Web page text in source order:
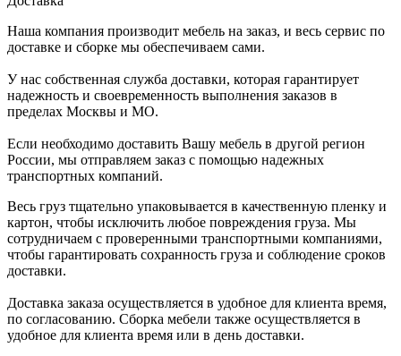
Наша компания производит мебель на заказ, и весь сервис по
доставке и сборке мы обеспечиваем сами.
У нас собственная служба доставки, которая гарантирует
надежность и своевременность выполнения заказов в
пределах Москвы и МО.
Если необходимо доставить Вашу мебель в другой регион
России, мы отправляем заказ с помощью надежных
транспортных компаний.
Весь груз тщательно упаковывается в качественную пленку и
картон, чтобы исключить любое повреждения груза. Мы
сотрудничаем с проверенными транспортными компаниями,
чтобы гарантировать сохранность груза и соблюдение сроков
доставки.
Доставка заказа осуществляется в удобное для клиента время,
по согласованию. Сборка мебели также осуществляется в
удобное для клиента время или в день доставки.